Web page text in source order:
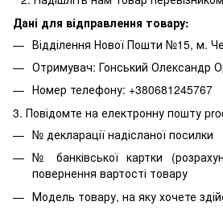
Дані для відправлення товару:
Відділення Нової Пошти №15, м.
Отримувач: Гонський Олександр
Номер телефону: +380681245767
3. Повідомте на електронну пошту
№ декларації надісланої посилки
№ банківської картки
повернення вартості товару
Модель товару, на яку хочете